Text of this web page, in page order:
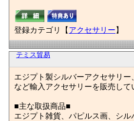
登録カテゴリ【 アクセサリー 】
テミス貿易
エジプト製シルバーアクセサリ
など輸入アクセサリーを販売して
■主な取扱商品■
エジプト雑貨、パピルス画、シ